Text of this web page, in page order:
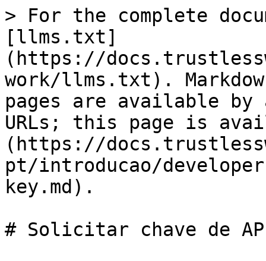
> For the complete
[llms.txt]
(https://
work/llms.txt).
pages are available by
URLs; this page is
(https://
pt/introducao/
key.md).
# Solicitar chave de